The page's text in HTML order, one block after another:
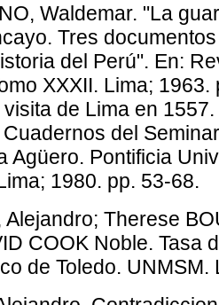
Waldemar. "La
Tres
del Perú". En:
XXXII. Lima; 1963.
de Lima en
del
Agüero. Pontificia
1980. pp. 53-68.
Alejandro; Therese
COOK Noble. Tasa
de Toledo. UNMSM.